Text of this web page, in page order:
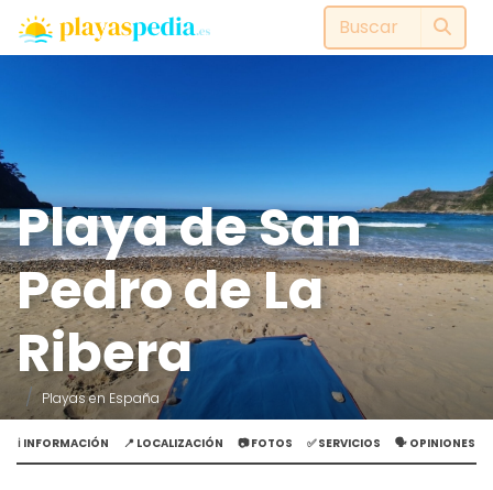
Playa de San
Pedro de La
Ribera
Playas en España
ℹ️ INFORMACIÓN 📍 LOCALIZACIÓN 📷 FOTOS ✅ SERVICIOS 🗣️ OPINIONES